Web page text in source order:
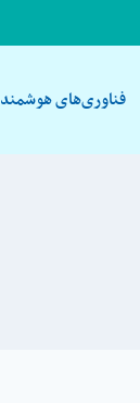
فناوری‌های هوشمند